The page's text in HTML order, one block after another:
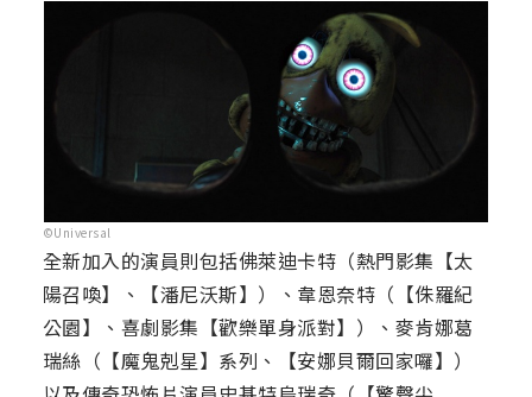
©Universal
全新加入的演員則包括佛萊迪卡特（熱門影集【太
陽召喚】、【潘尼沃斯】）、韋恩奈特（【侏羅紀
公園】、喜劇影集【歡樂單身派對】）、麥肯娜葛
瑞絲（【魔鬼剋星】系列、【安娜貝爾回家囉】）